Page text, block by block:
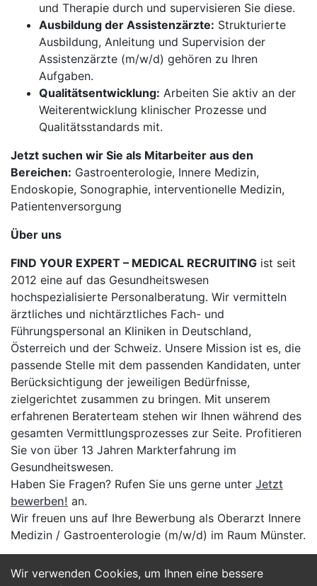
Wir verwenden Cookies, um Ihnen eine bessere
und Therapie durch und supervisieren Sie diese.
Ausbildung der Assistenzärzte: Strukturierte
Ausbildung, Anleitung und Supervision der
Assistenzärzte (m/w/d) gehören zu Ihren
Aufgaben.
Qualitätsentwicklung: Arbeiten Sie aktiv an der
Weiterentwicklung klinischer Prozesse und
Qualitätsstandards mit.
Jetzt suchen wir Sie als Mitarbeiter aus den
Bereichen: Gastroenterologie, Innere Medizin,
Endoskopie, Sonographie, interventionelle Medizin,
Patientenversorgung
Über uns
FIND YOUR EXPERT – MEDICAL RECRUITING ist seit
2012 eine auf das Gesundheitswesen
hochspezialisierte Personalberatung. Wir vermitteln
ärztliches und nichtärztliches Fach- und
Führungspersonal an Kliniken in Deutschland,
Österreich und der Schweiz. Unsere Mission ist es, die
passende Stelle mit dem passenden Kandidaten, unter
Berücksichtigung der jeweiligen Bedürfnisse,
zielgerichtet zusammen zu bringen. Mit unserem
erfahrenen Beraterteam stehen wir Ihnen während des
gesamten Vermittlungsprozesses zur Seite. Profitieren
Sie von über 13 Jahren Markterfahrung im
Gesundheitswesen.
Haben Sie Fragen? Rufen Sie uns gerne unter Jetzt
bewerben! an.
Wir freuen uns auf Ihre Bewerbung als Oberarzt Innere
Medizin / Gastroenterologie (m/w/d) im Raum Münster.